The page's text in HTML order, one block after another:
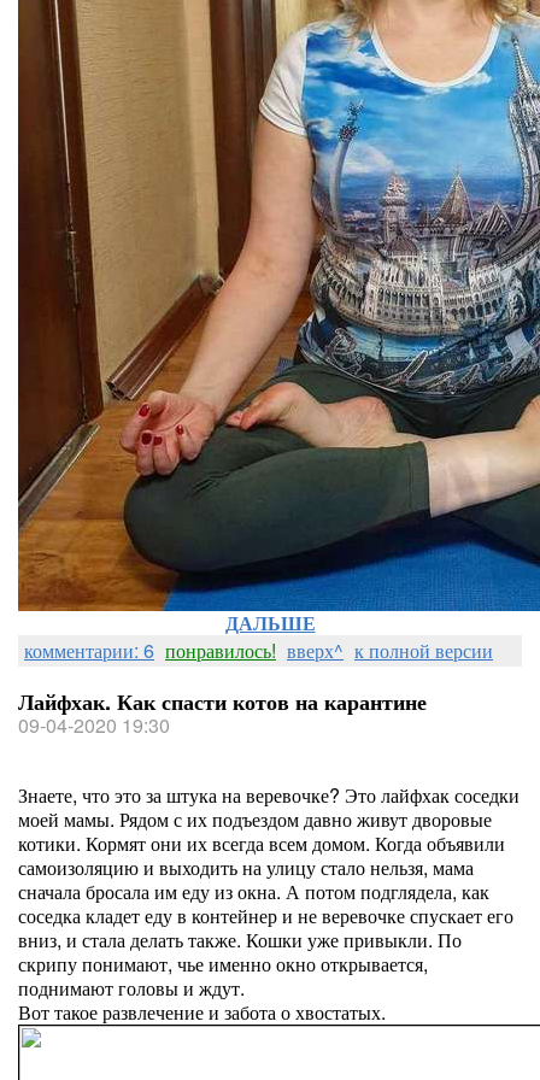
ДАЛЬШЕ
комментарии: 6 понравилось! вверх^ к полной версии
Лайфхак. Как спасти котов на карантине
09-04-2020 19:30
Знаете, что это за штука на веревочке? Это лайфхак соседки
моей мамы. Рядом с их подъездом давно живут дворовые
котики. Кормят они их всегда всем домом. Когда объявили
самоизоляцию и выходить на улицу стало нельзя, мама
сначала бросала им еду из окна. А потом подглядела, как
соседка кладет еду в контейнер и не веревочке спускает его
вниз, и стала делать также. Кошки уже привыкли. По
скрипу понимают, чье именно окно открывается,
поднимают головы и ждут.
Вот такое развлечение и забота о хвостатых.